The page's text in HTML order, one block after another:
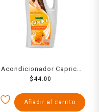
Acondicionador Caprice
especialidades reparación
$44.00
Añadir al carrito